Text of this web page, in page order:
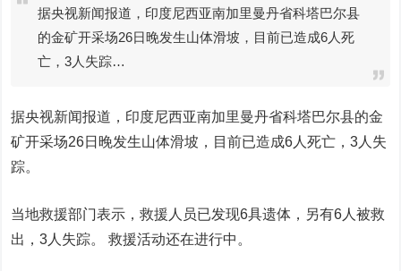
据央视新闻报道，印度尼西亚南加里曼丹省科塔巴尔县
的金矿开采场26日晚发生山体滑坡，目前已造成6人死
亡，3人失踪…
据央视新闻报道，印度尼西亚南加里曼丹省科塔巴尔县的金
矿开采场26日晚发生山体滑坡，目前已造成6人死亡，3人失
踪。
当地救援部门表示，救援人员已发现6具遗体，另有6人被救
出，3人失踪。 救援活动还在进行中。